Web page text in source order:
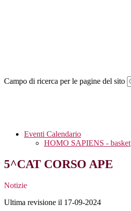
Campo di ricerca per le pagine del sito
Eventi Calendario
HOMO SAPIENS - basket
5^CAT CORSO APE
Notizie
Ultima revisione il 17-09-2024